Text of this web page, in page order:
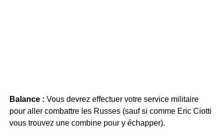
Balance : Vous devrez effectuer votre service militaire
pour aller combattre les Russes (sauf si comme Eric Ciotti
vous trouvez une combine pour y échapper).